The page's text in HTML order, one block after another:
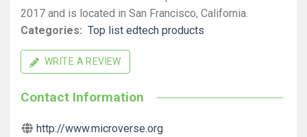
2017 and is located in San Francisco, California.
Categories: Top list edtech products
WRITE A REVIEW
Contact Information
http://www.microverse.org